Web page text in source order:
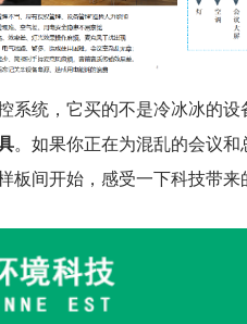
系统，它买的不是冷冰冰的设
。如果你正在为混乱的会议
板间开始，感受一下科技带